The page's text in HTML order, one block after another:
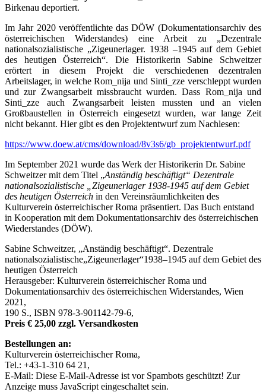
Birkenau deportiert.
Im Jahr 2020 veröffentlichte das DÖW (Dokumentationsarchiv des
österreichischen Widerstandes) eine Arbeit zu „Dezentrale
nationalsozialistische „Zigeunerlager. 1938 –1945 auf dem Gebiet
des heutigen Österreich“. Die Historikerin Sabine Schweitzer
erörtert in diesem Projekt die verschiedenen dezentralen
Arbeitslager, in welche Rom_nija und Sinti_zze verschleppt wurden
und zur Zwangsarbeit missbraucht wurden. Dass Rom_nija und
Sinti_zze auch Zwangsarbeit leisten mussten und an vielen
Großbaustellen in Österreich eingesetzt wurden, war lange Zeit
nicht bekannt. Hier gibt es den Projektentwurf zum Nachlesen:
https://www.doew.at/cms/download/8v3s6/gb_projektentwurf.pdf
Im September 2021 wurde das Werk der Historikerin Dr. Sabine
Schweitzer mit dem Titel „Anständig beschäftigt“ Dezentrale
nationalsozialistische „Zigeunerlager 1938-1945 auf dem Gebiet
des heutigen Österreich in den Vereinsräumlichkeiten des
Kulturverein österreichischer Roma präsentiert. Das Buch entstand
in Kooperation mit dem Dokumentationsarchiv des österreichischen
Wiederstandes (DÖW).
Sabine Schweitzer, „Anständig beschäftigt“. Dezentrale
nationalsozialistische„Zigeunerlager“1938–1945 auf dem Gebiet des
heutigen Österreich
Herausgeber: Kulturverein österreichischer Roma und
Dokumentationsarchiv des österreichischen Widerstandes, Wien
2021,
190 S., ISBN 978-3-901142-79-6,
Preis € 25,00 zzgl. Versandkosten
Bestellungen an:
Kulturverein österreichischer Roma,
Tel.: +43-1-310 64 21,
E-Mail: Diese E-Mail-Adresse ist vor Spambots geschützt! Zur
Anzeige muss JavaScript eingeschaltet sein.